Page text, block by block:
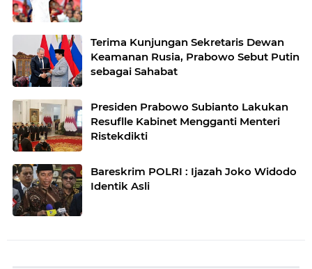
Terima Kunjungan Sekretaris Dewan
Keamanan Rusia, Prabowo Sebut Putin
sebagai Sahabat
Presiden Prabowo Subianto Lakukan
Resuflle Kabinet Mengganti Menteri
Ristekdikti
Bareskrim POLRI : Ijazah Joko Widodo
Identik Asli